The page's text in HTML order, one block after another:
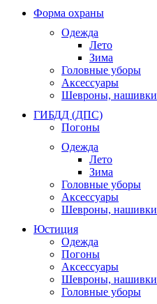
Форма охраны
Одежда
Лето
Зима
Головные уборы
Аксессуары
Шевроны, нашивки
ГИБДД (ДПС)
Погоны
Одежда
Лето
Зима
Головные уборы
Аксессуары
Шевроны, нашивки
Юстиция
Одежда
Погоны
Аксессуары
Шевроны, нашивки
Головные уборы